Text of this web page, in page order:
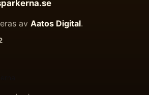
av Aatos Digital.